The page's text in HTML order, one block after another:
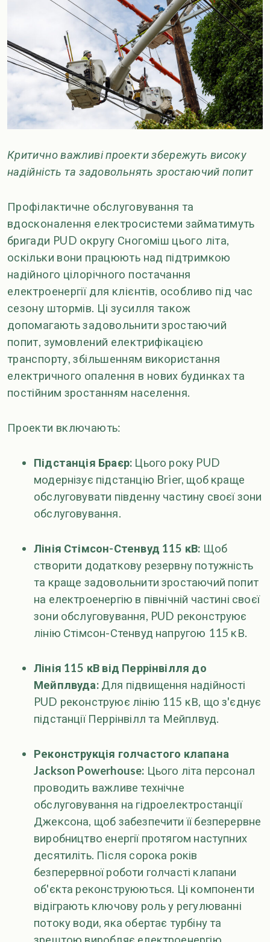
Критично важливі проекти збережуть високу
надійність та задовольнять зростаючий попит
Профілактичне обслуговування та
вдосконалення електросистеми займатимуть
бригади PUD округу Сногоміш цього літа,
оскільки вони працюють над підтримкою
надійного цілорічного постачання
електроенергії для клієнтів, особливо під час
сезону штормів. Ці зусилля також
допомагають задовольнити зростаючий
попит, зумовлений електрифікацією
транспорту, збільшенням використання
електричного опалення в нових будинках та
постійним зростанням населення.
Проекти включають:
Підстанція Браєр: Цього року PUD
модернізує підстанцію Brier, щоб краще
обслуговувати південну частину своєї зони
обслуговування.
Лінія Стімсон-Стенвуд 115 кВ: Щоб
створити додаткову резервну потужність
та краще задовольнити зростаючий попит
на електроенергію в північній частині своєї
зони обслуговування, PUD реконструює
лінію Стімсон-Стенвуд напругою 115 кВ.
Лінія 115 кВ від Перрінвілля до
Мейплвуда:Для підвищення надійності
PUD реконструює лінію 115 кВ, що з'єднує
підстанції Перрінвілл та Мейплвуд.
Реконструкція голчастого клапана
Jackson Powerhouse: Цього літа персонал
проводить важливе технічне
обслуговування на гідроелектростанції
Джексона, щоб забезпечити її безперервне
виробництво енергії протягом наступних
десятиліть. Після сорока років
безперервної роботи голчасті клапани
об'єкта реконструюються. Ці компоненти
відіграють ключову роль у регулюванні
потоку води, яка обертає турбіну та